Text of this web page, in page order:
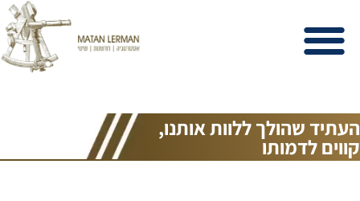
העתיד שהולך ללוות אותנו,
קווים לדמותו